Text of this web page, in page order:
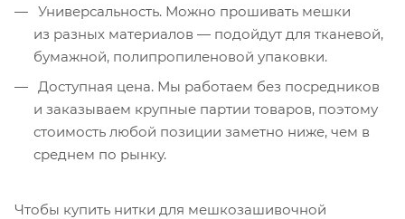
Универсальность. Можно прошивать мешки
из разных материалов — подойдут для тканевой,
бумажной, полипропиленовой упаковки.
Доступная цена. Мы работаем без посредников
и заказываем крупные партии товаров, поэтому
стоимость любой позиции заметно ниже, чем в
среднем по рынку.
Чтобы купить нитки для мешкозашивочной